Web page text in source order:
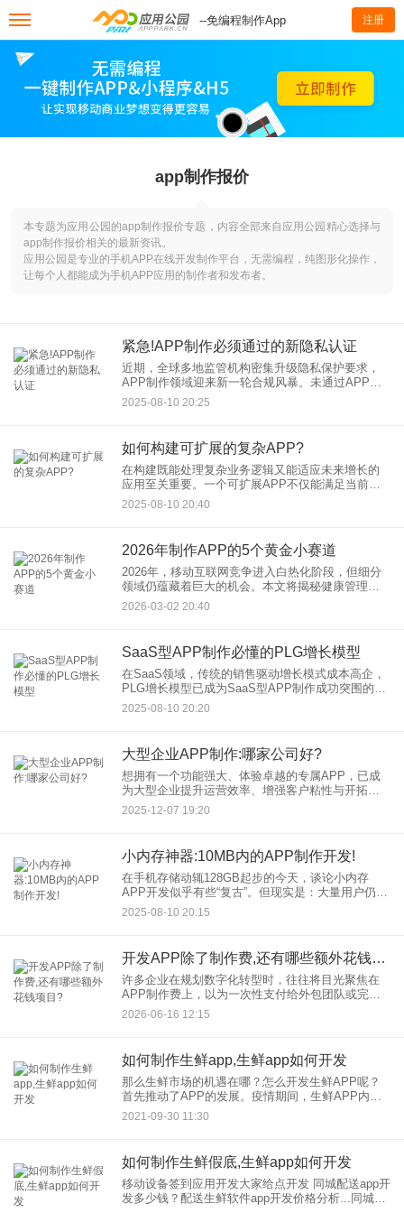
--免编程制作App 注册
app制作报价
本专题为应用公园的app制作报价专题，内容全部来自应用公园精心选择与
app制作报价相关的最新资讯。
应用公园是专业的手机APP在线开发制作平台，无需编程，纯图形化操作，
让每个人都能成为手机APP应用的制作者和发布者。
紧急!APP制作必须通过的新隐私认证
近期，全球多地监管机构密集升级隐私保护要求，
APP制作领域迎来新一轮合规风暴。未通过APP新
隐私认证的应用，不仅面临巨额罚款（部分案例罚
款高达应用年收入4%），更可能被应用商店强制下
2025-08-10 20:25
如何构建可扩展的复杂APP?
在构建既能处理复杂业务逻辑又能适应未来增长的
应用至关重要。一个可扩展APP不仅能满足当前用
户需求，更能为业务爆发式增长奠定基础。那么，
复杂APP制作过程中如何实现真正的可扩展性？以
2025-08-10 20:40
2026年制作APP的5个黄金小赛道
2026年，移动互联网竞争进入白热化阶段，但细分
领域仍蕴藏着巨大的机会。本文将揭秘健康管理、
本地生活服务、绿色消费、AI社交、元宇宙五大潜
力赛道，结合行业数据与成功案例，解析做APP的
2026-03-02 20:40
SaaS型APP制作必懂的PLG增长模型
在SaaS领域，传统的销售驱动增长模式成本高企，
PLG增长模型已成为SaaS型APP制作成功突围的关
键路径。它不仅仅是获客策略，更是以产品为核心
的增长哲学。 PLG对SaaS型AP
2025-08-10 20:20
大型企业APP制作:哪家公司好?
想拥有一个功能强大、体验卓越的专属APP，已成
为大型企业提升运营效率、增强客户粘性与开拓市
场的重要战略。然而，面对复杂的业务逻辑、高并
发的用户需求以及严格的安全标准，大型企业APP
2025-12-07 19:20
小内存神器:10MB内的APP制作开发!
在手机存储动辄128GB起步的今天，谈论小内存
APP开发似乎有些“复古”。但现实是：大量用户仍在
使用存储空间有限的旧设备，流量敏感地区用户青
睐轻量应用，工具类APP用户追求即开即用。10MB
2025-08-10 20:15
开发APP除了制作费,还有哪些额外花钱项目?
许多企业在规划数字化转型时，往往将目光聚焦在
APP制作费上，以为一次性支付给外包团队或完成
内部开发后就万事大吉。然而，开发APP只是万里
长征的第一步。就像买车不仅需要付车款，还需要
2026-06-16 12:15
如何制作生鲜app,生鲜app如何开发
那么生鲜市场的机遇在哪？怎么开发生鲜APP呢？
首先推动了APP的发展。疫情期间，生鲜APP内置
产品销量超过快递销量。越来越多的人想在家做炉
子。这些人刚好80岁。生鲜APP发展潜力无限。 生
2021-09-30 11:30
如何制作生鲜假底,生鲜app如何开发
移动设备签到应用开发大家给点开发 同城配送app开
发多少钱？配送生鲜软件app开发价格分析...同城配